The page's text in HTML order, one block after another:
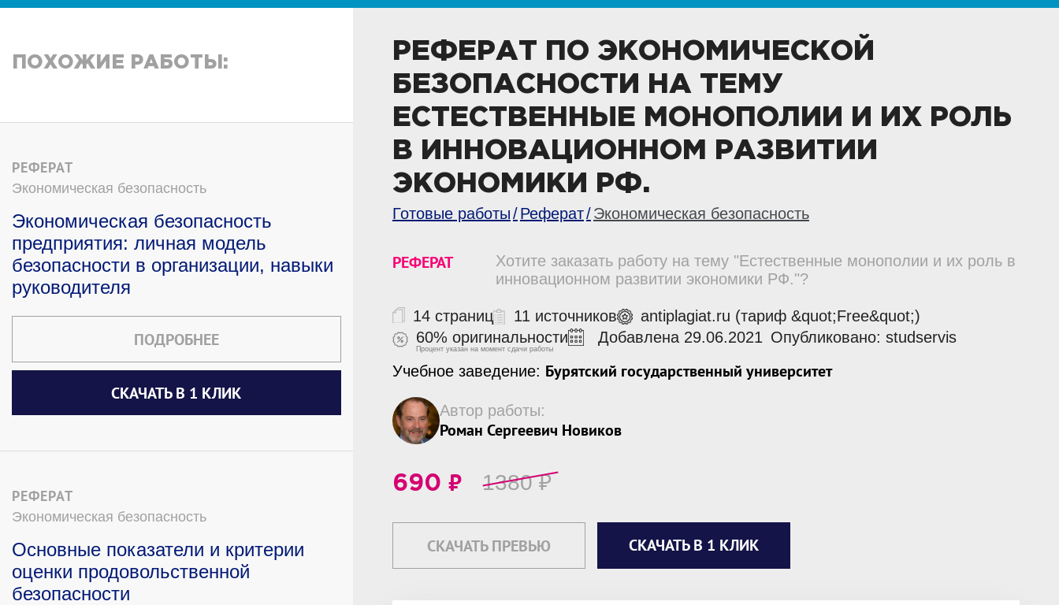
ПОХОЖИЕ РАБОТЫ:
РЕФЕРАТ
Экономическая безопасность
Экономическая безопасность
предприятия: личная модель
безопасности в организации, навыки
руководителя
ПОДРОБНЕЕ
СКАЧАТЬ В 1 КЛИК
РЕФЕРАТ
Экономическая безопасность
Основные показатели и критерии
оценки продовольственной
безопасности
РЕФЕРАТ ПО ЭКОНОМИЧЕСКОЙ
БЕЗОПАСНОСТИ НА ТЕМУ
ЕСТЕСТВЕННЫЕ МОНОПОЛИИ И ИХ РОЛЬ
В ИННОВАЦИОННОМ РАЗВИТИИ
ЭКОНОМИКИ РФ.
Готовые работы Реферат Экономическая безопасность
РЕФЕРАТ
Хотите заказать работу на тему "Естественные монополии и их роль в
инновационном развитии экономики РФ."?
14 страниц 11 источников
antiplagiat.ru (тариф &quot;Free&quot;)
60% оригинальности
Процент указан на момент сдачи работы
Добавлена 29.06.2021 Опубликовано: studservis
Учебное заведение: Бурятский государственный университет
Автор работы:
Роман Сергеевич Новиков
690 ₽ 1380₽
СКАЧАТЬ ПРЕВЬЮ СКАЧАТЬ В 1 КЛИК